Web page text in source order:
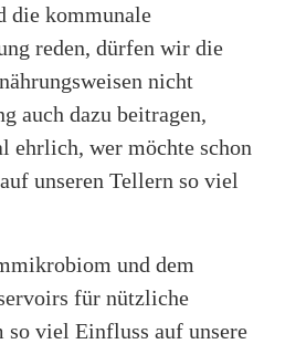
die kommunale
reden, dürfen wir die
nicht
auch dazu beitragen,
ehrlich, wer möchte schon
unseren Tellern so viel
und dem
für nützliche
so viel Einfluss auf unsere